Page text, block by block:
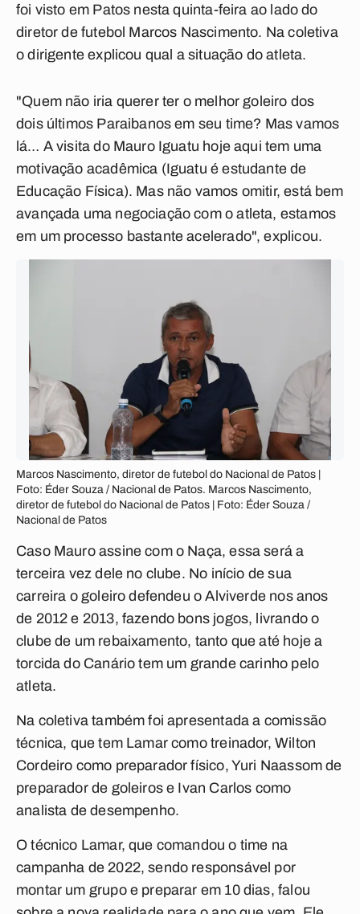
foi visto em Patos nesta quinta-feira ao lado do
diretor de futebol Marcos Nascimento. Na coletiva
o dirigente explicou qual a situação do atleta.
"Quem não iria querer ter o melhor goleiro dos
dois últimos Paraibanos em seu time? Mas vamos
lá… A visita do Mauro Iguatu hoje aqui tem uma
motivação acadêmica (Iguatu é estudante de
Educação Física). Mas não vamos omitir, está bem
avançada uma negociação com o atleta, estamos
em um processo bastante acelerado", explicou.
Marcos Nascimento, diretor de futebol do Nacional de Patos |
Foto: Éder Souza / Nacional de Patos. Marcos Nascimento,
diretor de futebol do Nacional de Patos | Foto: Éder Souza /
Nacional de Patos
Caso Mauro assine com o Naça, essa será a
terceira vez dele no clube. No início de sua
carreira o goleiro defendeu o Alviverde nos anos
de 2012 e 2013, fazendo bons jogos, livrando o
clube de um rebaixamento, tanto que até hoje a
torcida do Canário tem um grande carinho pelo
atleta.
Na coletiva também foi apresentada a comissão
técnica, que tem Lamar como treinador, Wilton
Cordeiro como preparador físico, Yuri Naassom de
preparador de goleiros e Ivan Carlos como
analista de desempenho.
O técnico Lamar, que comandou o time na
campanha de 2022, sendo responsável por
montar um grupo e preparar em 10 dias, falou